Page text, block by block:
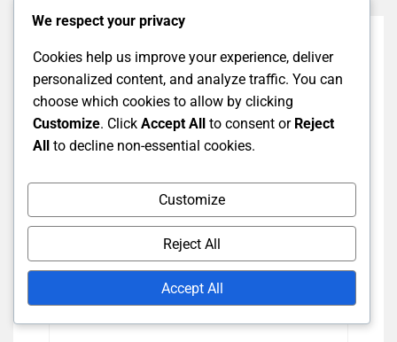
Leave A Comment
Your
Your
We respect your privacy
Cookies help us improve your experience, deliver
personalized content, and analyze traffic. You can
choose which cookies to allow by clicking
Customize. Click Accept All to consent or Reject
All to decline non-essential cookies.
Customize
Reject All
Accept All